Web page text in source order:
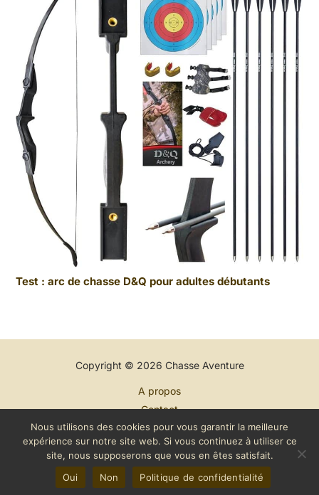
Test : arc de chasse D&Q pour adultes débutants
Copyright © 2026 Chasse Aventure
A propos
Contact
Plan du site
Mentions légales
Politique de confidentialité
Nous utilisons des cookies pour vous garantir la meilleure
expérience sur notre site web. Si vous continuez à utiliser ce
site, nous supposerons que vous en êtes satisfait.
Oui
Non Politique de confidentialité